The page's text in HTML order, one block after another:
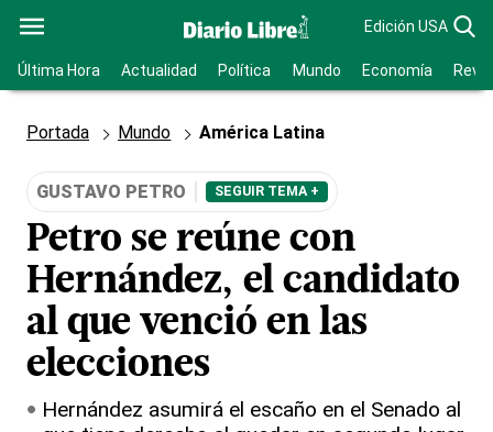
Edición USA
Última Hora Actualidad Política Mundo Economía
Portada Mundo América Latina
GUSTAVO PETRO SEGUIR TEMA +
Petro se reúne con
Hernández, el candidato
al que venció en las
elecciones
Hernández asumirá el escaño en el Senado al